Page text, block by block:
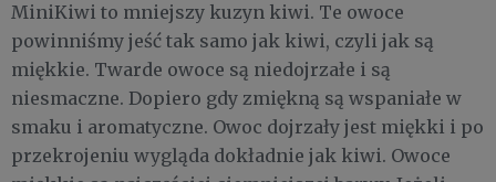
MiniKiwi to mniejszy kuzyn kiwi. Te owoce
powinniśmy jeść tak samo jak kiwi, czyli jak są
miękkie. Twarde owoce są niedojrzałe i są
niesmaczne. Dopiero gdy zmiękną są wspaniałe w
smaku i aromatyczne. Owoc dojrzały jest miękki i po
przekrojeniu wygląda dokładnie jak kiwi. Owoce